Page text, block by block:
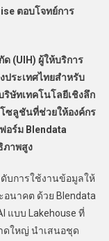
ตอบโจทย์การ
(UIH) ผู้ให้บริการ
ระเทศไทยสำหรับ
ษัทเทคโนโลยีเชิงลึก
ซลูชันที่ช่วยให้องค์กร
อร์ม Blendata
ภาพสูง
การใช้งานข้อมูลให้
อนาคต ด้วย Blendata
แบบ Lakehouse ที่
ดใหญ่ นำเสนอชุด